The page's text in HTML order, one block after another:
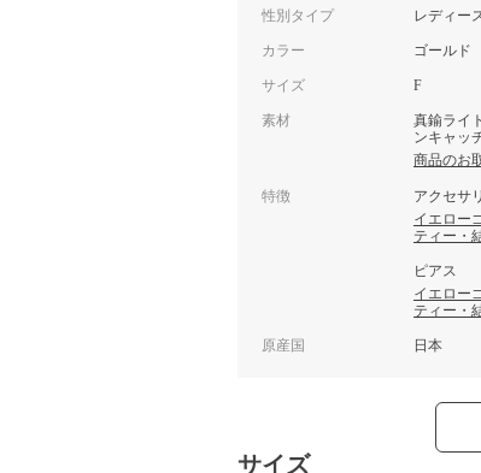
性別タイプ レディー
カラー ゴールド
サイズ F
素材
真鍮ライ
ンキャッ
商品のお
特徴
アクセサ
イエロー
ティー・
ピアス
イエロー
ティー・
原産国 日本
サイズ